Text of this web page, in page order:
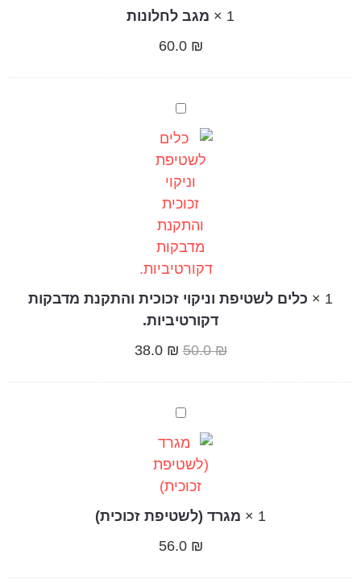
1
× מגב לחלונות
60.0 ₪
כלים
וניקוי
והתקנת
מדבקות
דקורטיביות.
1
× כלים לשטיפת וניקוי זכוכית והתקנת מדבקות
דקורטיביות.
50.0₪
38.0 ₪
מגרד
זכוכית)
1
× מגרד (לשטיפת זכוכית)
56.0 ₪